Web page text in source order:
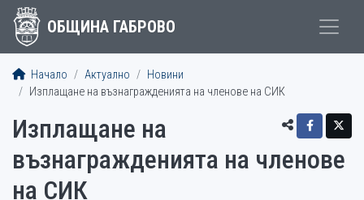
ОБЩИНА ГАБРОВО
Начало Актуално
Новини
Изплащане на възнагражденията на членове на СИК
Изплащане на
възнагражденията на членове
на СИК